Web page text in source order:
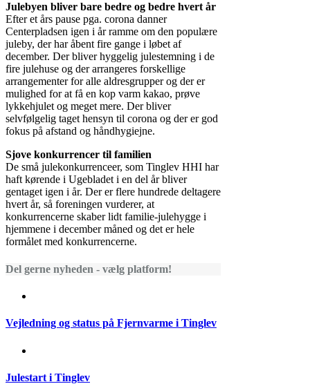
Julebyen bliver bare bedre og bedre hvert år
Efter et års pause pga. corona danner
Centerpladsen igen i år ramme om den populære
juleby, der har åbent fire gange i løbet af
december. Der bliver hyggelig julestemning i de
fire julehuse og der arrangeres forskellige
arrangementer for alle aldresgrupper og der er
mulighed for at få en kop varm kakao, prøve
lykkehjulet og meget mere. Der bliver
selvfølgelig taget hensyn til corona og der er god
fokus på afstand og håndhygiejne.
Sjove konkurrencer til familien
De små julekonkurrenceer, som Tinglev HHI har
haft kørende i Ugebladet i en del år bliver
gentaget igen i år. Der er flere hundrede deltagere
hvert år, så foreningen vurderer, at
konkurrencerne skaber lidt familie-julehygge i
hjemmene i december måned og det er hele
formålet med konkurrencerne.
Del gerne nyheden - vælg platform!
Vejledning og status på Fjernvarme i Tinglev
Julestart i Tinglev